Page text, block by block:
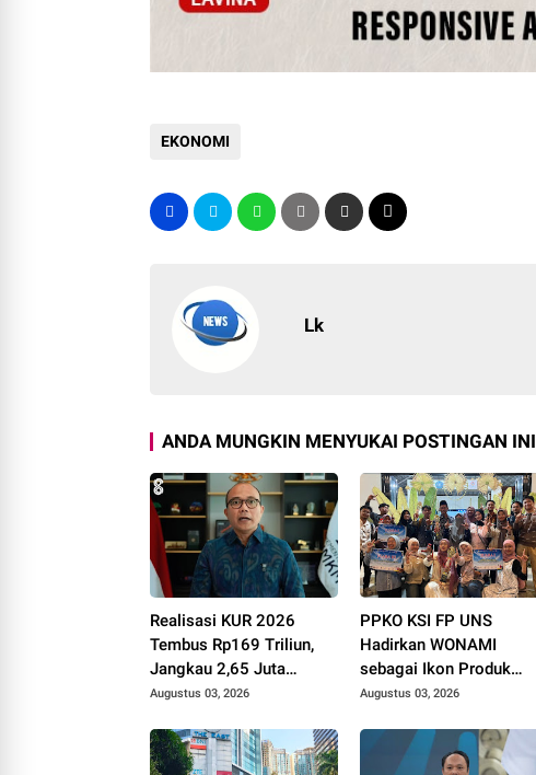
EKONOMI
Lk
ANDA MUNGKIN MENYUKAI POSTINGAN INI
Realisasi KUR 2026
Tembus Rp169 Triliun,
Jangkau 2,65 Juta
Debitur UMKM
Augustus 03, 2026
PPKO KSI FP UNS
Hadirkan WONAMI
sebagai Ikon Produk
Desa Wonorejo, Raih
Polokarto Tumoto Expo
2026
Augustus 03, 2026